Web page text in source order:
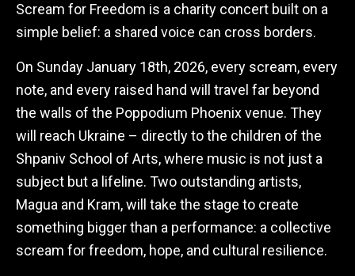
Scream for Freedom is a charity concert built on a
simple belief: a shared voice can cross borders.
On Sunday January 18th, 2026, every scream, every
note, and every raised hand will travel far beyond
the walls of the Poppodium Phoenix venue. They
will reach Ukraine – directly to the children of the
Shpaniv School of Arts, where music is not just a
subject but a lifeline. Two outstanding artists,
Magua and Kram, will take the stage to create
something bigger than a performance: a collective
scream for freedom, hope, and cultural resilience.